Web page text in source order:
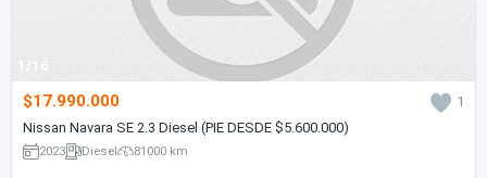
1/16
$17.990.000
1
Nissan Navara SE 2.3 Diesel (PIE DESDE $5.600.000)
2023 Diesel 81000 km